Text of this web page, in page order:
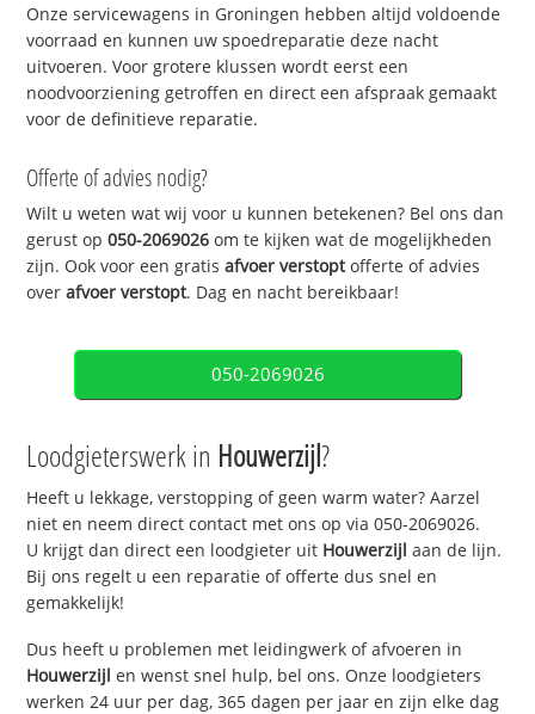
Onze servicewagens in Groningen hebben altijd voldoende
voorraad en kunnen uw spoedreparatie deze nacht
uitvoeren. Voor grotere klussen wordt eerst een
noodvoorziening getroffen en direct een afspraak gemaakt
voor de definitieve reparatie.
Offerte of advies nodig?
Wilt u weten wat wij voor u kunnen betekenen? Bel ons dan
gerust op050-2069026 om te kijken wat de mogelijkheden
zijn. Ook voor een gratisafvoer verstoptofferte of advies
overafvoer verstopt. Dag en nacht bereikbaar!
050-2069026
Loodgieterswerk in Houwerzijl?
Heeft u lekkage, verstopping of geen warm water? Aarzel
niet en neem direct contact met ons op via 050-2069026.
U krijgt dan direct een loodgieter uit Houwerzijl aan de lijn.
Bij ons regelt u een reparatie of offerte dus snel en
gemakkelijk!
Dus heeft u problemen met leidingwerk of afvoeren in
Houwerzijl en wenst snel hulp, bel ons. Onze loodgieters
werken 24 uur per dag, 365 dagen per jaar en zijn elke dag